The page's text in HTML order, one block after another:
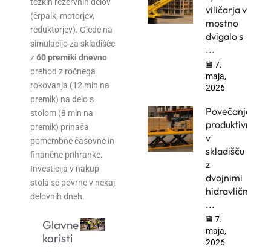
težkih rezervnih delov
(črpalk, motorjev,
reduktorjev). Glede na
simulacijo za skladišče
z60 premiki dnevno
prehod z ročnega
rokovanja (12 min na
premik) na delo s
stolom (8 min na
premik) prinaša
pomembne časovne in
finančne prihranke.
Investicija v nakup
stola se povrne v nekaj
delovnih dneh.
Glavne
koristi
viličarja v
mostno
dvigalo s
...
7.
maja,
2026
Povečanje
produktivnosti
v
skladišču
z
dvojnimi
hidravličnimi
...
7.
maja,
2026